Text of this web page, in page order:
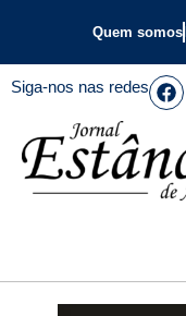
Quem somos
Siga-nos nas redes